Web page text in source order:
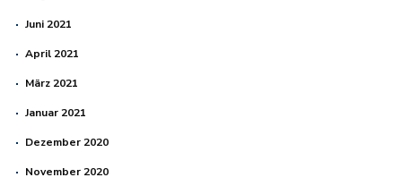
Juni 2021
April 2021
März 2021
Januar 2021
Dezember 2020
November 2020